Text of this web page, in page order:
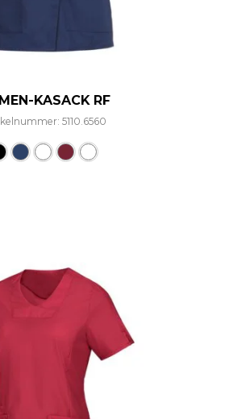
KASACK RF
5110.6560